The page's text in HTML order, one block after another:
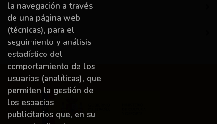
Destacado
A miña conta
la navegación a través
de una página web
(técnicas), para el
seguimiento y análisis
estadístico del
comportamiento de los
usuarios (analíticas), que
permiten la gestión de
los espacios
publicitarios que, en su